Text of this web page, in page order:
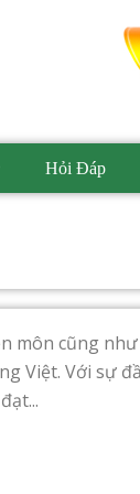
Hỏi Đáp
môn cũng
Việt. Với sự